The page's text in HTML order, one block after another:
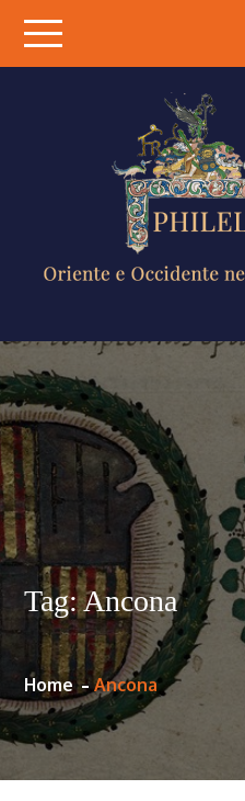
content
Tag:Ancona
Home Ancona